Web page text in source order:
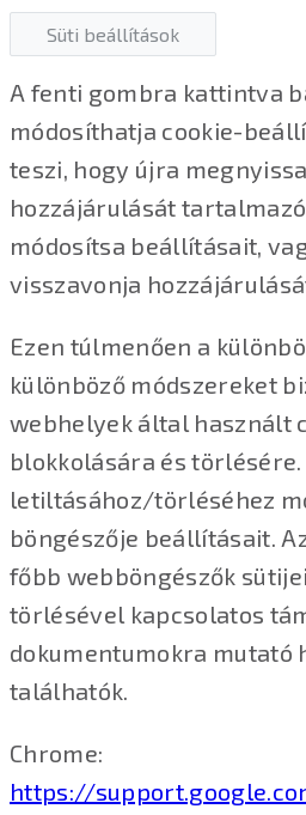
Süti beállítások
A fenti gombra kattintva
módosíthatja cookie-
teszi, hogy újra
hozzájárulását
módosítsa beállításait,
visszavonja
Ezen túlmenően a
különböző módszereket
webhelyek által használt
blokkolására és törlésére.
letiltásához/törléséhez
böngészője beállításait.
főbb webböngészők
törlésével kapcsolatos
dokumentumokra mutató
találhatók.
Chrome:
https://